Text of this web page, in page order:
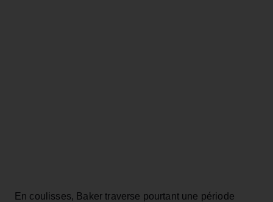
En coulisses, Baker traverse pourtant une période